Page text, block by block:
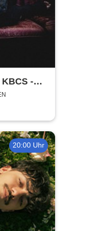
-
20:00 Uhr